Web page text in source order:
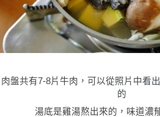
肉盤共有7-8片牛肉，可以從照片中看
的
湯底是雞湯熬出來的，味道濃